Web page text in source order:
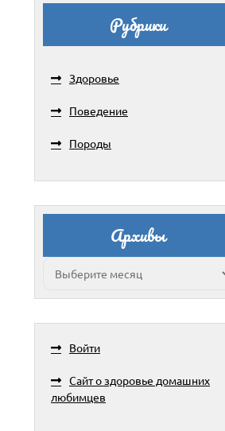
Рубрики
Здоровье
Поведение
Породы
Архивы
Архивы
Войти
Сайт о здоровье домашних
любимцев